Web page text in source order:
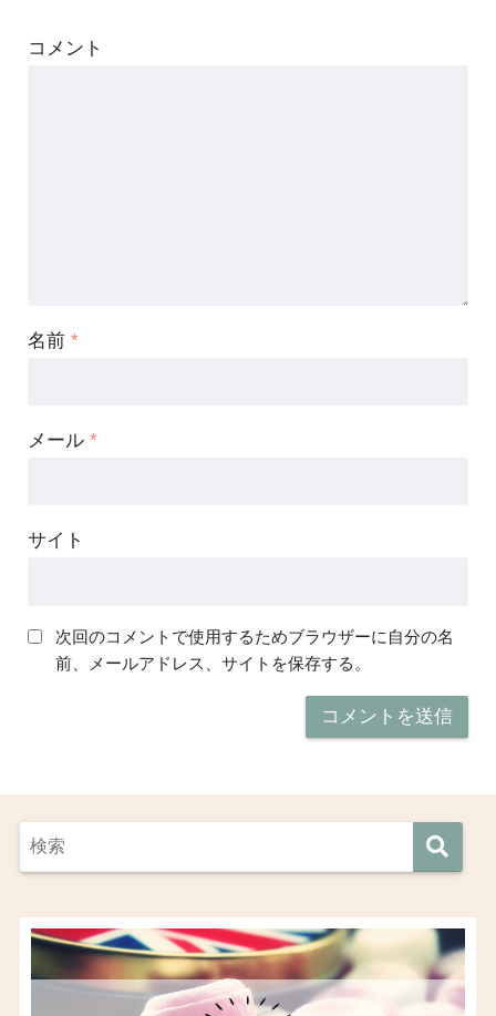
コメント
名前*
メール*
サイト
次回のコメントで使用するためブラウザーに自分の名
前、メールアドレス、サイトを保存する。